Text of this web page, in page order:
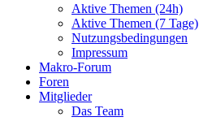
Aktive Themen (24h)
Aktive Themen (7 Tage)
Nutzungsbedingungen
Impressum
Makro-Forum
Foren
Mitglieder
Das Team